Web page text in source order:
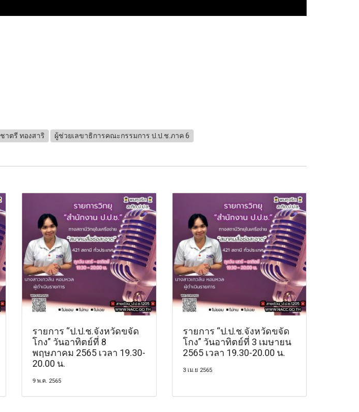
ชาตรี ทองสาริ ผู้ช่วยเลขาธิการคณะกรรมการ ป.ป.ช.ภาค 6
รายการ “ป.ป.ช.จังหวัดขจัด
โกง” วันอาทิตย์ที่ 8
พฤษภาคม 2565 เวลา 19.30-
20.00 น.
9 พ.ค. 2565
รายการ “ป.ป.ช.จังหวัดขจัด
โกง” วันอาทิตย์ที่ 3 เมษายน
2565 เวลา 19.30-20.00 น.
3 เม.ย 2565